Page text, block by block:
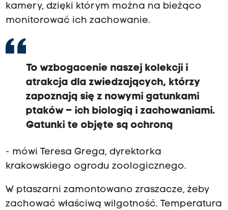
kamery, dzięki którym można na bieżąco
monitorować ich zachowanie.
To wzbogacenie naszej kolekcji i
atrakcja dla zwiedzających, którzy
zapoznają się z nowymi gatunkami
ptaków – ich biologią i zachowaniami.
Gatunki te objęte są ochroną
- mówi Teresa Grega, dyrektorka
krakowskiego ogrodu zoologicznego.
W ptaszarni zamontowano zraszacze, żeby
zachować właściwą wilgotność. Temperatura